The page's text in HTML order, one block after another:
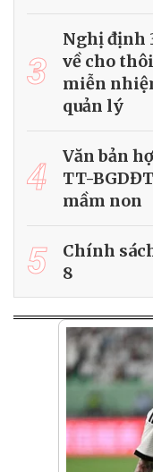
3
Nghị định
về cho
miễn
quản lý
4
Văn bản
TT-
mầm non
5
Chính
8